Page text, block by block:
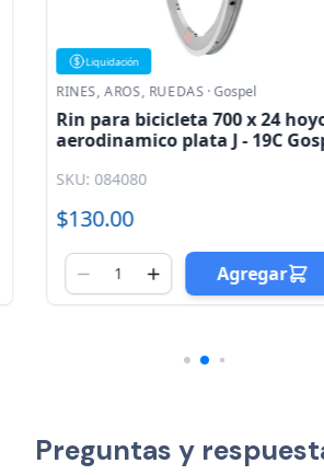
Gospel
700 x 24 hoyos
J - 19C Gospel
Agregar
RINES, AROS,
Rin para
de aluminio
Preguntas y